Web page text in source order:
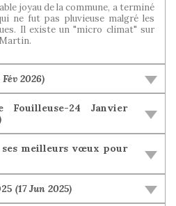
joyau de la commune, a terminé
ne fut pas pluvieuse malgré les
Il existe un "micro climat" sur
Fév 2026)
Fouilleuse-24 Janvier
ses meilleurs vœux pour
(17 Jun 2025)